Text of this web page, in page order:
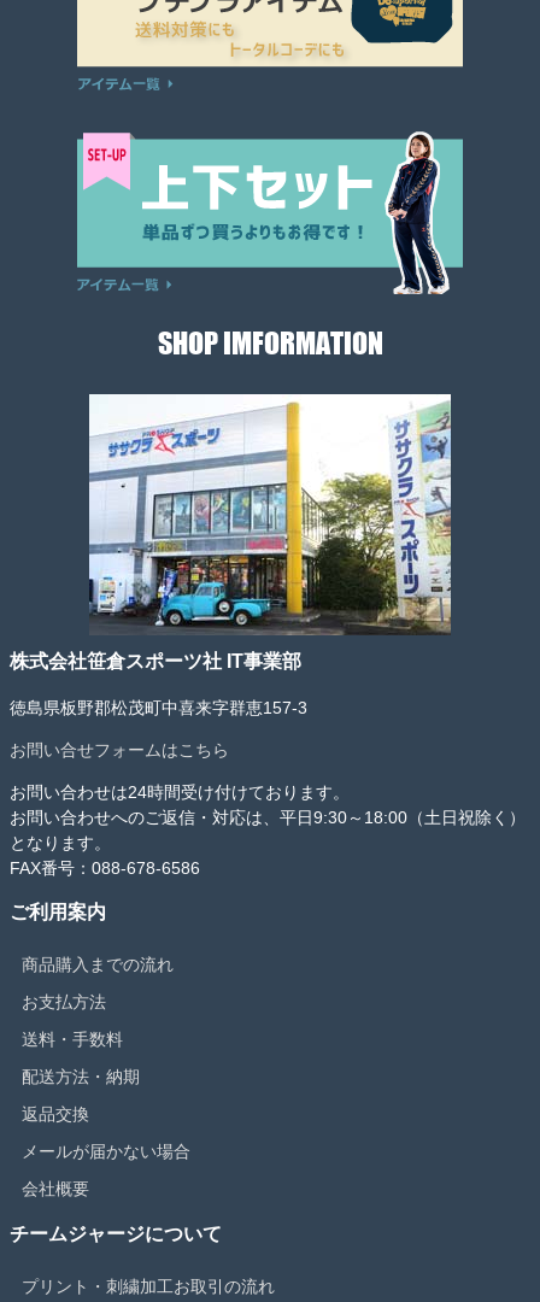
SHOP IMFORMATION
株式会社笹倉スポーツ社 IT事業部
徳島県板野郡松茂町中喜来字群恵157-3
お問い合せフォームはこちら
お問い合わせは24時間受け付けております。
お問い合わせへのご返信・対応は、平日9:30～18:00（土日祝除く）
となります。
FAX番号：088-678-6586
ご利用案内
商品購入までの流れ
お支払方法
送料・手数料
配送方法・納期
返品交換
メールが届かない場合
会社概要
チームジャージについて
プリント・刺繍加工お取引の流れ